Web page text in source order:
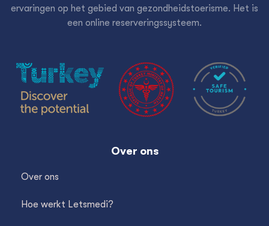
ervaringen op het gebied van gezondheidstoerisme. Het is
een online reserveringssysteem.
Over ons
Over ons
Hoe werkt Letsmedi?